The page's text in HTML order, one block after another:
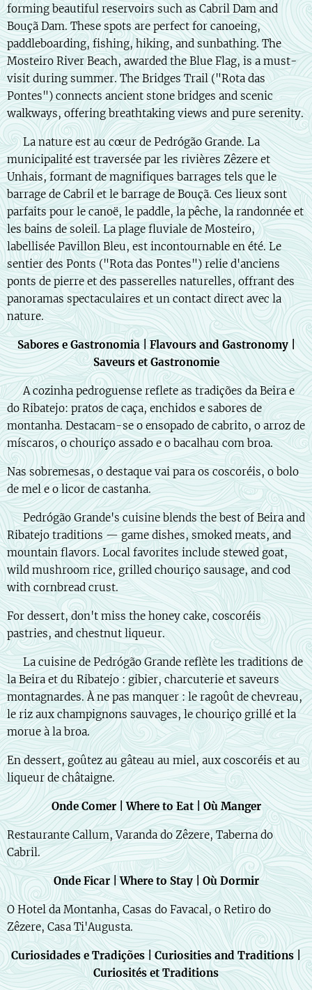
forming beautiful reservoirs such as Cabril Dam and
Bouçã Dam. These spots are perfect for canoeing,
paddleboarding, fishing, hiking, and sunbathing. The
Mosteiro River Beach, awarded the Blue Flag, is a must-
visit during summer. The Bridges Trail ("Rota das
Pontes") connects ancient stone bridges and scenic
walkways, offering breathtaking views and pure serenity.
🇫🇷 La nature est au cœur de Pedrógão Grande. La
municipalité est traversée par les rivières Zêzere et
Unhais, formant de magnifiques barrages tels que le
barrage de Cabril et le barrage de Bouçã. Ces lieux sont
parfaits pour le canoë, le paddle, la pêche, la randonnée et
les bains de soleil. La plage fluviale de Mosteiro,
labellisée Pavillon Bleu, est incontournable en été. Le
sentier des Ponts ("Rota das Pontes") relie d'anciens
ponts de pierre et des passerelles naturelles, offrant des
panoramas spectaculaires et un contact direct avec la
nature.
Sabores e Gastronomia | Flavours and Gastronomy |
Saveurs et Gastronomie
🇵🇹 A cozinha pedroguense reflete as tradições da Beira e
do Ribatejo: pratos de caça, enchidos e sabores de
montanha. Destacam-se o ensopado de cabrito, o arroz de
míscaros, o chouriço assado e o bacalhau com broa.
Nas sobremesas, o destaque vai para os coscoréis, o bolo
de mel e o licor de castanha.
🇬🇧 Pedrógão Grande's cuisine blends the best of Beira and
Ribatejo traditions — game dishes, smoked meats, and
mountain flavors. Local favorites include stewed goat,
wild mushroom rice, grilled chouriço sausage, and cod
with cornbread crust.
For dessert, don't miss the honey cake, coscoréis
pastries, and chestnut liqueur.
🇫🇷 La cuisine de Pedrógão Grande reflète les traditions de
la Beira et du Ribatejo : gibier, charcuterie et saveurs
montagnardes. À ne pas manquer : le ragoût de chevreau,
le riz aux champignons sauvages, le chouriço grillé et la
morue à la broa.
En dessert, goûtez au gâteau au miel, aux coscoréis et au
liqueur de châtaigne.
Onde Comer | Where to Eat | Où Manger
Restaurante Callum, Varanda do Zêzere, Taberna do
Cabril.
Onde Ficar | Where to Stay | Où Dormir
O Hotel da Montanha, Casas do Favacal, o Retiro do
Zêzere, Casa Ti'Augusta.
Curiosidades e Tradições | Curiosities and Traditions |
Curiosités et Traditions